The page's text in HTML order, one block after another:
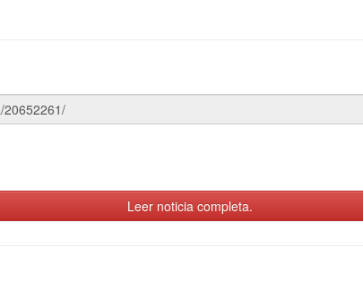
Leer noticia completa.